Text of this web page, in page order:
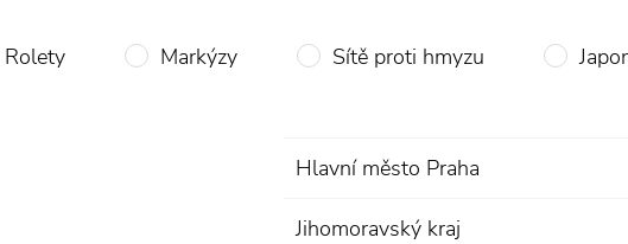
Rolety Markýzy Sítě proti hmyzu
Hlavní město Praha
Jihomoravský kraj